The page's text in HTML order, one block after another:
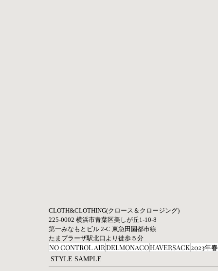
CLOTH&CLOTHING(クロース＆クロージング)
225-0002 横浜市青葉区美しが丘1-10-8
第一みなもとビル 2-C 東急田園都市線
たまプラーザ駅北口より徒歩５分
NO CONTROL AIRDELMONACOHAVERSACK2023年
STYLE SAMPLE